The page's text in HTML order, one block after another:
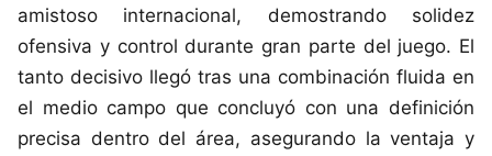
amistoso internacional, demostrando solidez
ofensiva y control durante gran parte del juego. El
tanto decisivo llegó tras una combinación fluida en
el medio campo que concluyó con una definición
precisa dentro del área, asegurando la ventaja y